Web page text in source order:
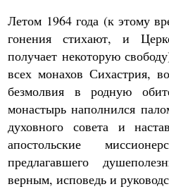
Летом 1964 года (к этому
гонения стихают, и
получает некоторую
всех монахов Сихастрия,
безмолвия в родную
монастырь наполнился
духовного совета и
апостольские
предлагавшего
верным, исповедь и